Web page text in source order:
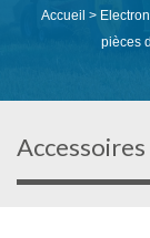
Accueil >
pièces